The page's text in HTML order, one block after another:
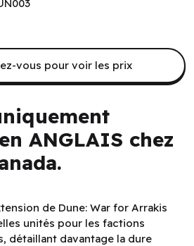
ANGLAIS chez
de Dune: War for Arrakis
unités pour les factions
détaillant davantage la dure
vous pour voir les prix